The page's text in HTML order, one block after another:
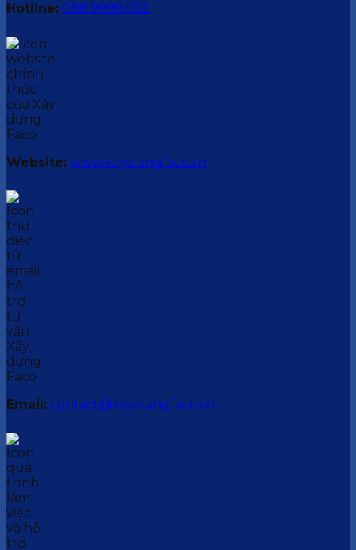
Hotline: 088.9999.032
Website: www.xaydungfaco.vn
Email: contact@xaydungfaco.vn